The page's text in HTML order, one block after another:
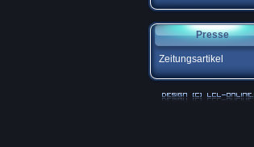
Presse
Zeitungsartikel